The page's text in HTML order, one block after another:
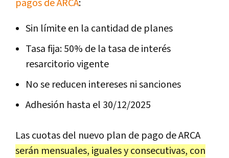
pagos de ARCA:
Sin límite en la cantidad de planes
Tasa fija: 50% de la tasa de interés
resarcitorio vigente
No se reducen intereses ni sanciones
Adhesión hasta el 30/12/2025
Las cuotas del nuevo plan de pago de ARCA
serán mensuales, iguales y consecutivas, con